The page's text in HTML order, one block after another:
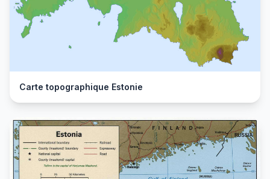
Carte topographique Estonie